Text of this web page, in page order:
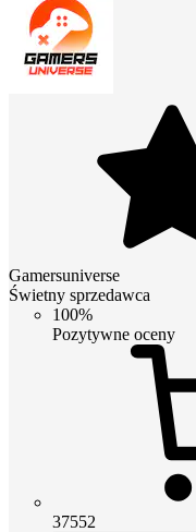
Gamersuniverse
Świetny sprzedawca
100%
Pozytywne oceny
37552